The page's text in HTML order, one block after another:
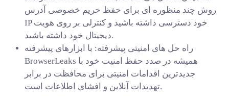
روش چند منظوره ای برای حفظ حریم خصوصی آدرس
IP خود دسترسی داشته باشید و کنترلی بر روی هویت
دیجیتال خود داشته باشید.
راه حل های امنیتی پیشرفته: با ابزارهای پیشرفته
BrowserLeaks همیشه در صدد حفظ امنیت خود با
جدیدترین اقدامات امنیتی برای محافظت در برابر
تهدیدات آنلاین و افشای اطلاعات است.